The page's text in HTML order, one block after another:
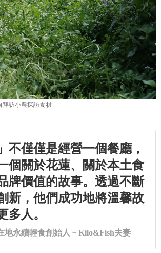
不僅僅是經營一個餐廳，
個關於花蓮、關於本土食
牌價值的故事。透過不斷
新，他們成功地將溫馨故
多人。